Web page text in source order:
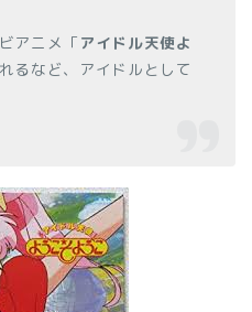
アニメ「 アイドル天使よ
るなど、アイドルとして